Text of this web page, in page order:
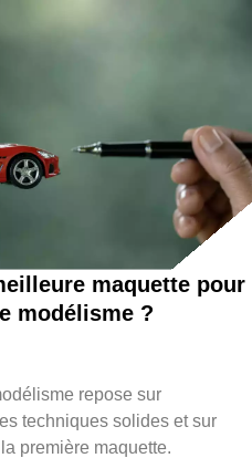
maquette pour
modélisme ?
repose sur
techniques solides et sur
première maquette.